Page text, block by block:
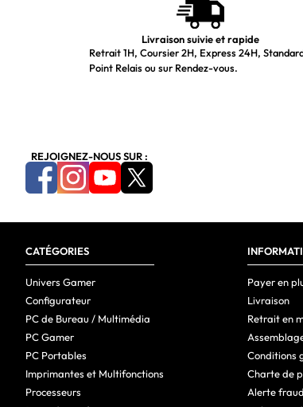
Livraison suivie et rapide
Retrait 1H, Coursier 2H, Express 24H,
Point Relais ou sur Rendez-vous.
REJOIGNEZ-NOUS SUR :
CATÉGORIES
Univers Gamer
Configurateur
PC de Bureau / Multimédia
PC Gamer
PC Portables
Imprimantes et Multifonctions
Processeurs
Payer en
Livraison
Retrait en
Conditions
Charte de
Alerte